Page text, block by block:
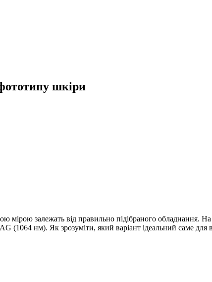
шкіри
мірою залежать від правильно підібраного обладнання. На
(1064 нм). Як зрозуміти, який варіант ідеальний саме для